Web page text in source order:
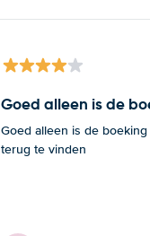
Goed alleen is de
Goed alleen is de
terug te vinden